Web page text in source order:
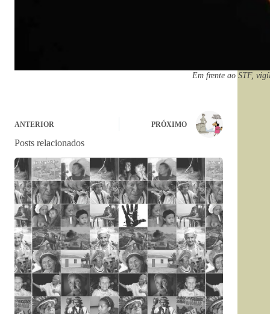
Em frente ao STF,
ANTERIOR PRÓXIMO
Posts relacionados